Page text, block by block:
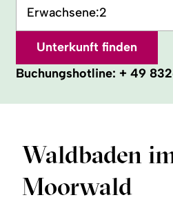
2
Erwachsene:
Unterkunft finden
Buchungshotline: + 49
Waldbaden
Moorwald